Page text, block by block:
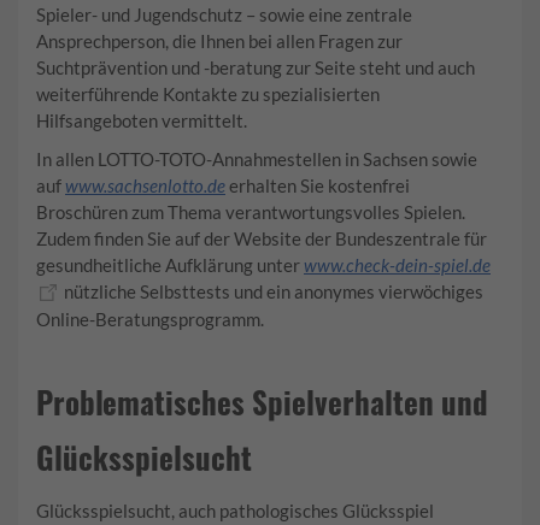
Spieler- und Jugendschutz – sowie eine zentrale
Ansprechperson, die Ihnen bei allen Fragen zur
Suchtprävention und -beratung zur Seite steht und auch
weiterführende Kontakte zu spezialisierten
Hilfsangeboten vermittelt.
In allen LOTTO-TOTO-Annahmestellen in Sachsen sowie
auf www.sachsenlotto.deerhalten Sie kostenfrei
Broschüren zum Thema verantwortungsvolles Spielen.
Zudem finden Sie auf der Website der Bundeszentrale für
gesundheitliche Aufklärung unter www.check-dein-spiel.de
nützliche Selbsttests und ein anonymes vierwöchiges
Online-Beratungsprogramm.
Problematisches Spielverhalten und
Glücksspielsucht
Glücksspielsucht, auch pathologisches Glücksspiel